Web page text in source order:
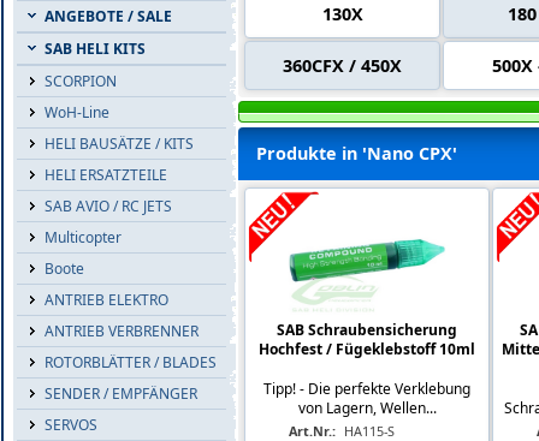
ANGEBOTE / SALE
SAB HELI KITS
SCORPION
WoH-Line
HELI BAUSÄTZE / KITS
HELI ERSATZTEILE
SAB AVIO / RC JETS
Multicopter
Boote
ANTRIEB ELEKTRO
ANTRIEB VERBRENNER
ROTORBLÄTTER / BLADES
SENDER / EMPFÄNGER
SERVOS
130X
360CFX / 450X 500X
Produkte in 'Nano CPX'
SAB Schraubensicherung
Hochfest / Fügeklebstoff 10ml
Tipp! - Die perfekte Verklebung
von Lagern, Wellen...
Art.Nr.: HA115-S